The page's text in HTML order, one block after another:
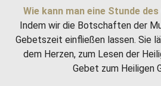
Wie kann man eine Stunde
Indem wir die Botschaften der
Gebetszeit einfließen lassen. Sie
dem Herzen, zum Lesen der
Gebet zum Heiligen